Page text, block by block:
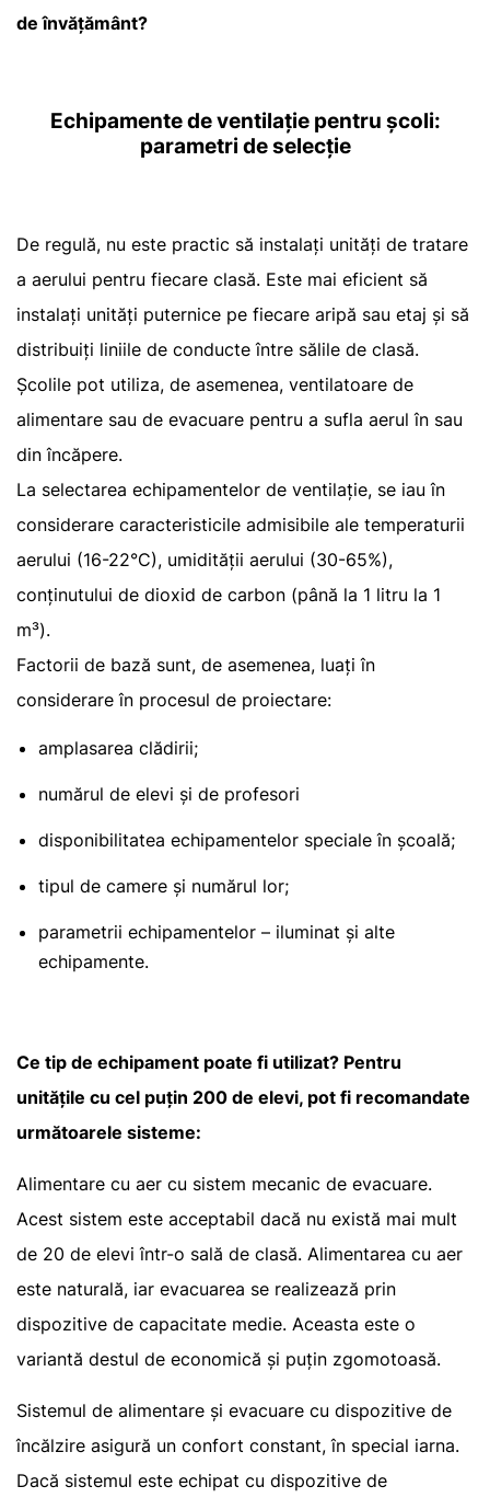
de învățământ?
Echipamente de ventilație pentru școli:
parametri de selecție
De regulă, nu este practic să instalați unități de tratare
a aerului pentru fiecare clasă. Este mai eficient să
instalați unități puternice pe fiecare aripă sau etaj și să
distribuiți liniile de conducte între sălile de clasă.
Școlile pot utiliza, de asemenea, ventilatoare de
alimentare sau de evacuare pentru a sufla aerul în sau
din încăpere.
La selectarea echipamentelor de ventilație, se iau în
considerare caracteristicile admisibile ale temperaturii
aerului (16-22°C), umidității aerului (30-65%),
conținutului de dioxid de carbon (până la 1 litru la 1
m³).
Factorii de bază sunt, de asemenea, luați în
considerare în procesul de proiectare:
amplasarea clădirii;
numărul de elevi și de profesori
disponibilitatea echipamentelor speciale în școală;
tipul de camere și numărul lor;
parametrii echipamentelor – iluminat și alte
echipamente.
Ce tip de echipament poate fi utilizat? Pentru
unitățile cu cel puțin 200 de elevi, pot fi recomandate
următoarele sisteme:
Alimentare cu aer cu sistem mecanic de evacuare.
Acest sistem este acceptabil dacă nu există mai mult
de 20 de elevi într-o sală de clasă. Alimentarea cu aer
este naturală, iar evacuarea se realizează prin
dispozitive de capacitate medie. Aceasta este o
variantă destul de economică și puțin zgomotoasă.
Sistemul de alimentare și evacuare cu dispozitive de
încălzire asigură un confort constant, în special iarna.
Dacă sistemul este echipat cu dispozitive de